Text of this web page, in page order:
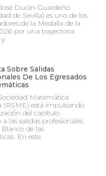
Durán Guardeño
de Sevilla) es uno de los
de la Medalla de la
por una trayectoria
Sobre Salidas
De Los Egresados
Matemática
(RSME) está impulsando
del capítulo
las salidas profesionales
de las
En este